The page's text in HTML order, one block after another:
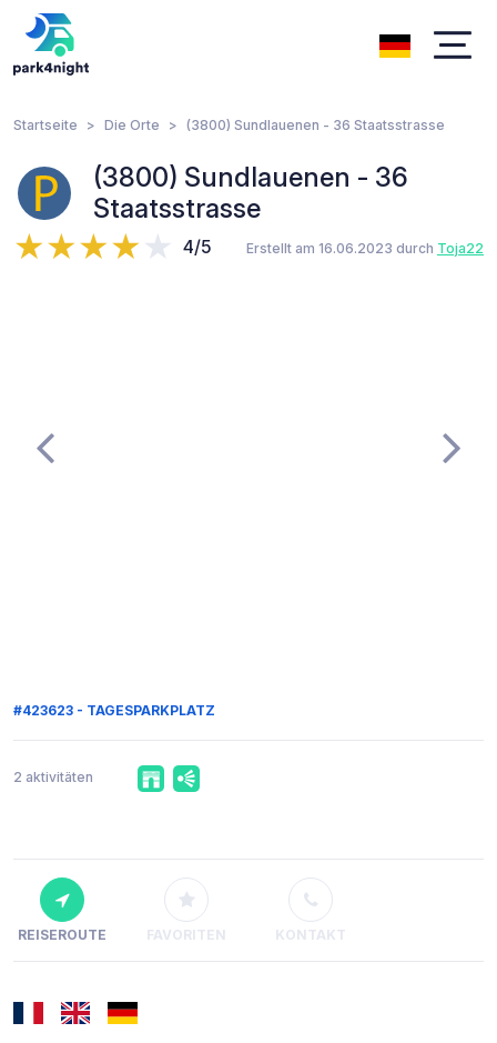
Startseite Die Orte (3800) Sundlauenen - 36 Staatsstrasse
(3800) Sundlauenen - 36
Staatsstrasse
4/5 Erstellt am 16.06.2023 durch Toja22
#423623 - TAGESPARKPLATZ
2 aktivitäten
REISEROUTE FAVORITEN KONTAKT